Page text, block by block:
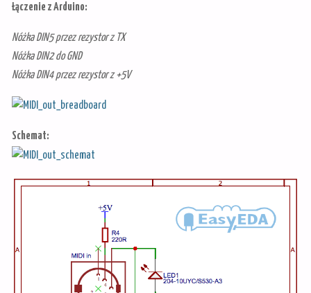
Łączenie z Arduino:
Nóżka DIN5 przez rezystor z TX
Nóżka DIN2 do GND
Nóżka DIN4 przez rezystor z +5V
Schemat: